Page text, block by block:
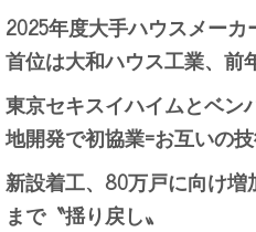
2025年度大手ハウスメー
首位は大和ハウス工業、前
東京セキスイハイムとベン
地開発で初協業=お互いの
新設着工、80万戸に向け
まで〝揺り戻し〟